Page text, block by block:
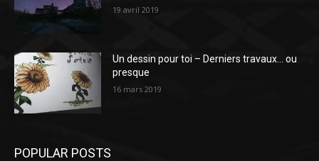
19 avril 2019
Un dessin pour toi – Derniers travaux… ou
presque
16 mars 2019
POPULAR POSTS